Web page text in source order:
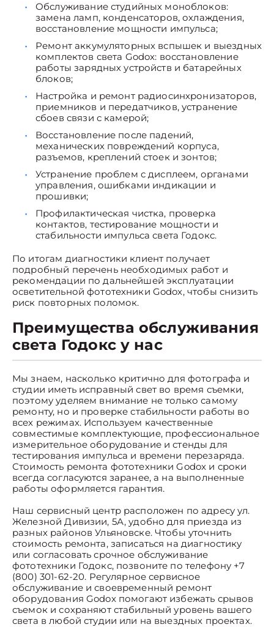
Обслуживание студийных моноблоков:
замена ламп, конденсаторов, охлаждения,
восстановление мощности импульса;
Ремонт аккумуляторных вспышек и выездных
комплектов света Godox: восстановление
работы зарядных устройств и батарейных
блоков;
Настройка и ремонт радиосинхронизаторов,
приемников и передатчиков, устранение
сбоев связи с камерой;
Восстановление после падений,
механических повреждений корпуса,
разъемов, креплений стоек и зонтов;
Устранение проблем с дисплеем, органами
управления, ошибками индикации и
прошивки;
Профилактическая чистка, проверка
контактов, тестирование мощности и
стабильности импульса света Годокс.
По итогам диагностики клиент получает
подробный перечень необходимых работ и
рекомендации по дальнейшей эксплуатации
осветительной фототехники Godox, чтобы снизить
риск повторных поломок.
Преимущества обслуживания
света Годокс у нас
Мы знаем, насколько критично для фотографа и
студии иметь исправный свет во время съемки,
поэтому уделяем внимание не только самому
ремонту, но и проверке стабильности работы во
всех режимах. Используем качественные
совместимые комплектующие, профессиональное
измерительное оборудование и стенды для
тестирования импульса и времени перезаряда.
Стоимость ремонта фототехники Godox и сроки
всегда согласуются заранее, а на выполненные
работы оформляется гарантия.
Наш сервисный центр расположен по адресу ул.
Железной Дивизии, 5А, удобно для приезда из
разных районов Ульяновске. Чтобы уточнить
стоимость ремонта, записаться на диагностику
или согласовать срочное обслуживание
фототехники Годокс, позвоните по телефону +7
(800) 301-62-20. Регулярное сервисное
обслуживание и своевременный ремонт
оборудования Godox помогают избежать срывов
съемок и сохраняют стабильный уровень вашего
света в любой студии или на выездных проектах.